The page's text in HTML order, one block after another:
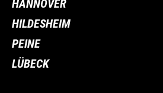
HANNOVER
HILDESHEIM
PEINE
LÜBECK